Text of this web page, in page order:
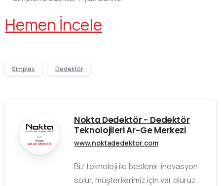
Hemen İncele
Simplex Dedektör
Nokta Dedektör - Dedektör
Teknolojileri Ar-Ge Merkezi
www.noktadedektor.com
Biz teknoloji ile beslenir, inovasyon
solur, müşterilerimiz için var oluruz.